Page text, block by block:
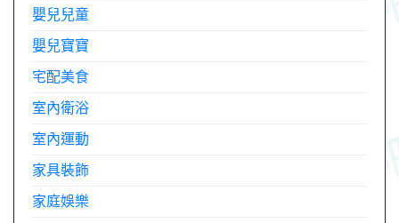
嬰兒兒童
嬰兒寶寶
宅配美食
室內衛浴
室內運動
家具裝飾
家庭娛樂